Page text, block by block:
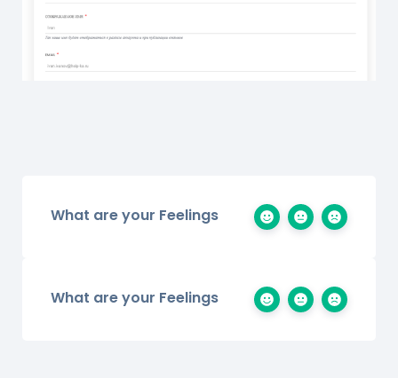
What are your Feelings
What are your Feelings